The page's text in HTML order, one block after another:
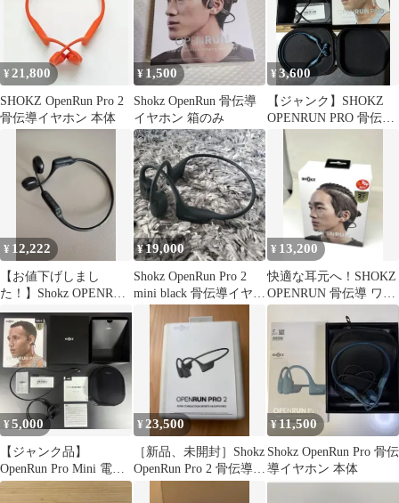
ン プロ ショックス
R2608-078
¥21,800
SHOKZ OpenRun Pro 2
骨伝導イヤホン 本体
¥ 1,500
Shokz OpenRun 骨伝導
イヤホン 箱のみ
¥3,600
【ジャンク】SHOKZ
OPENRUN PRO 骨伝導
ワイヤレスイヤホン
¥ 12,222
【お値下げしまし
た！】Shokz OPENRUN
PRO 骨伝導イヤホン
¥19,000
Shokz OpenRun Pro 2
mini black 骨伝導イヤホ
¥ 13,200
快適な耳元へ！SHOKZ
OPENRUN 骨伝導 ワイ
ヤレス イヤホン 黒
¥5,000
【ジャンク品】
OpenRun Pro Mini 電源
ボタン破損【保証期間
¥23,500
［新品、未開封］Shokz
OpenRun Pro 2 骨伝導イ
¥11,500
Shokz OpenRun Pro 骨伝
導イヤホン 本体